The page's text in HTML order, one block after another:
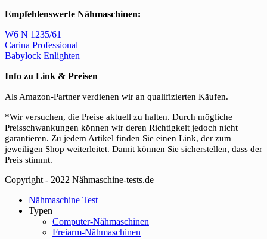
Empfehlenswerte Nähmaschinen:
W6 N 1235/61
Carina Professional
Babylock Enlighten
Info zu Link & Preisen
Als Amazon-Partner verdienen wir an qualifizierten Käufen.
*Wir versuchen, die Preise aktuell zu halten. Durch mögliche
Preisschwankungen können wir deren Richtigkeit jedoch nicht
garantieren. Zu jedem Artikel finden Sie einen Link, der zum
jeweiligen Shop weiterleitet. Damit können Sie sicherstellen, dass der
Preis stimmt.
Copyright - 2022 Nähmaschine-tests.de
Close
Menu
Nähmaschine Test
Typen
Computer-Nähmaschinen
Freiarm-Nähmaschinen